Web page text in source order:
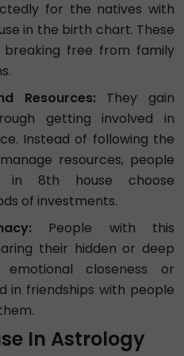
for the natives with
in the birth chart. These
free from family
Resources: They gain
getting involved in
Instead of following the
resources, people
in 8th house choose
of investments.
People with this
their hidden or deep
closeness or
in friendships with people
In Astrology